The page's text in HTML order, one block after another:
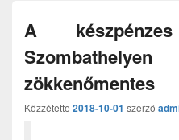
A
zökkenőmentes
Közzétette 2018-10-01 szerző